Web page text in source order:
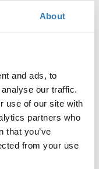
About
and ads, to
our traffic.
use of our site with
partners who
that you’ve
from your use
που
στην ανάπτυξη
Python.
Βασικές